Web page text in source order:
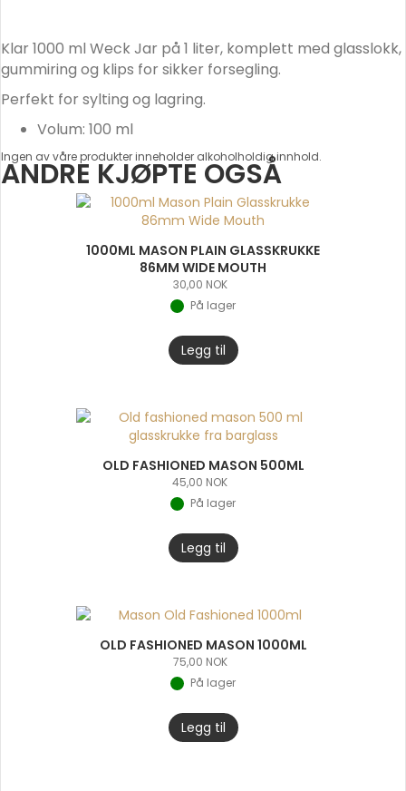
antall
Klar 1000 ml Weck Jar på 1 liter, komplett med glasslokk,
gummiring og klips for sikker forsegling.
Perfekt for sylting og lagring.
Volum: 100 ml
Ingen av våre produkter inneholder alkoholholdig innhold.
ANDRE KJØPTE OGSÅ
1000ML MASON PLAIN GLASSKRUKKE
86MM WIDE MOUTH
30,00 NOK
På lager
Legg til
OLD FASHIONED MASON 500ML
45,00 NOK
På lager
Legg til
OLD FASHIONED MASON 1000ML
75,00 NOK
På lager
Legg til